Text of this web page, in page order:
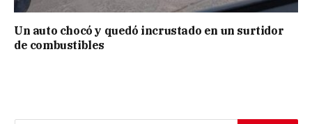
Un auto chocó y quedó incrustado en un surtidor
de combustibles